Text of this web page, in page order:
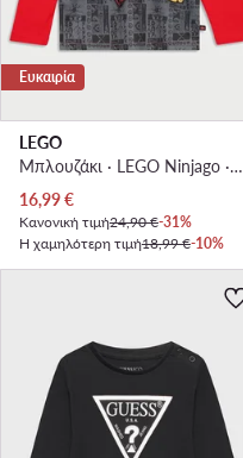
Ευκαιρία
LEGO
Μπλουζάκι · LEGO Ninjago · Κόκκινο
Τρέχουσα τιμή
16,99€
Κανονική τιμή24,90 €-31%
Η χαμηλότερη τιμή18,99 €-10%